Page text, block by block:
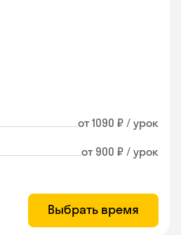
от 1090 ₽ / урок
от 900 ₽ / урок
Выбрать время